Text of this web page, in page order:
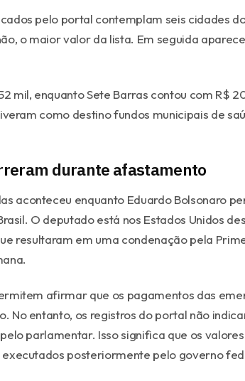
pelo portal contemplam seis cidades
o maior valor da lista. Em seguida
mil, enquanto Sete Barras contou com R$
como destino fundos municipais de
durante afastamento
aconteceu enquanto Eduardo Bolsonaro
O deputado está nos Estados Unidos
resultaram em uma condenação pela
afirmar que os pagamentos das
No entanto, os registros do portal não
parlamentar. Isso significa que os
posteriormente pelo governo